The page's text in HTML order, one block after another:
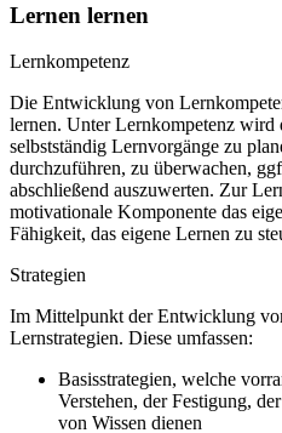
Lernen lernen
Lernkompetenz
Die Entwicklung von
lernen. Unter Lernkompetenz wird
selbstständig Lernvorgänge zu
durchzuführen, zu überwachen,
abschließend auszuwerten. Zur
motivationale Komponente das
Fähigkeit, das eigene Lernen zu
Strategien
Im Mittelpunkt der Entwicklung
Lernstrategien. Diese umfassen:
Basisstrategien, welche
Verstehen, der Festigung,
von Wissen dienen